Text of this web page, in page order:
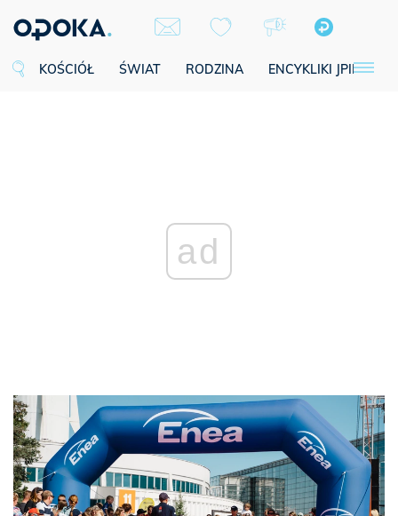
KOŚCIÓŁ ŚWIAT RODZINA ENCYKLIKI JPII
ad